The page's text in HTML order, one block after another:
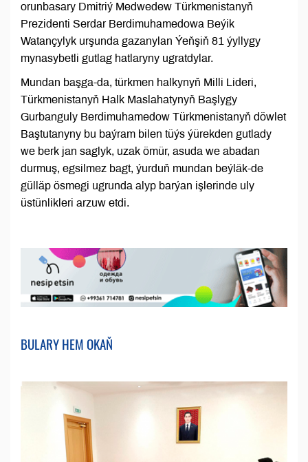
orunbasary Dmitriý Medwedew Türkmenistanyň
Prezidenti Serdar Berdimuhamedowa Beýik
Watançylyk urşunda gazanylan Ýeňşiň 81 ýyllygy
mynasybetli gutlag hatlaryny ugratdylar.
Mundan başga-da, türkmen halkynyň Milli Lideri,
Türkmenistanyň Halk Maslahatynyň Başlygy
Gurbanguly Berdimuhamedow Türkmenistanyň döwlet
Baştutanyny bu baýram bilen tüýs ýürekden gutlady
we berk jan saglyk, uzak ömür, asuda we abadan
durmuş, egsilmez bagt, ýurduň mundan beýläk-de
gülläp ösmegi ugrunda alyp barýan işlerinde uly
üstünlikleri arzuw etdi.
BULARY HEM OKAŇ